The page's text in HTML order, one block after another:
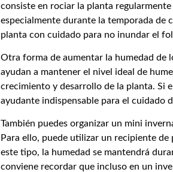
consiste en rociar la planta regularmente
especialmente durante la temporada de
planta con cuidado para no inundar el
Otra forma de aumentar la humedad de
ayudan a mantener el nivel ideal de
crecimiento y desarrollo de la planta. Si
ayudante indispensable para el cuidado
También puedes organizar un mini
Para ello, puede utilizar un recipiente
este tipo, la humedad se mantendrá
conviene recordar que incluso en un